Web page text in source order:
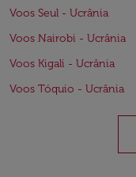
Voos Seul - Ucrânia
Voos Nairobi - Ucrânia
Voos Kigali - Ucrânia
Voos Tóquio - Ucrânia